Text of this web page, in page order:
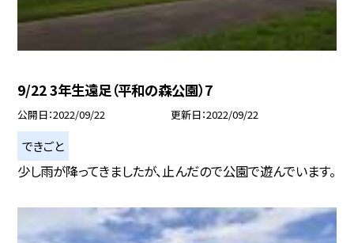
9/22 3年生遠足（平和の森公園）7
公開日 2022/09/22 更新日 2022/09/22
できごと
少し雨が降ってきましたが、止んだので公園で遊んでいます。